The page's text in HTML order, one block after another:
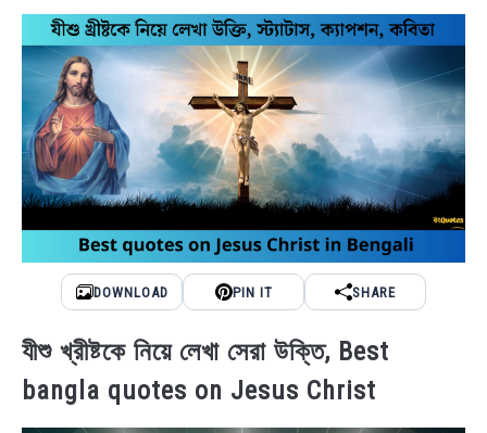
BENGALI NAMES
BENGALI STORIES
DOWNLOAD PIN IT SHARE
যীশু খ্রীষ্টকে নিয়ে লেখা সেরা উক্তি, Best
bangla quotes on Jesus Christ